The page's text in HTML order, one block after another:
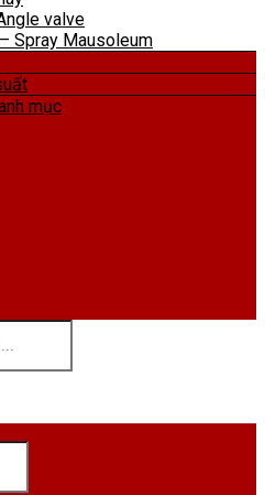
valve
Spray Mausoleum
mục